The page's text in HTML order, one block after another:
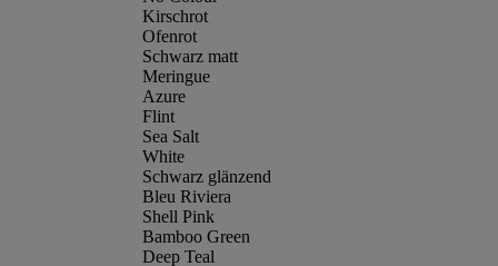
Kirschrot
Ofenrot
Schwarz matt
Meringue
Azure
Flint
Sea Salt
White
Schwarz glänzend
Bleu Riviera
Shell Pink
Bamboo Green
Deep Teal